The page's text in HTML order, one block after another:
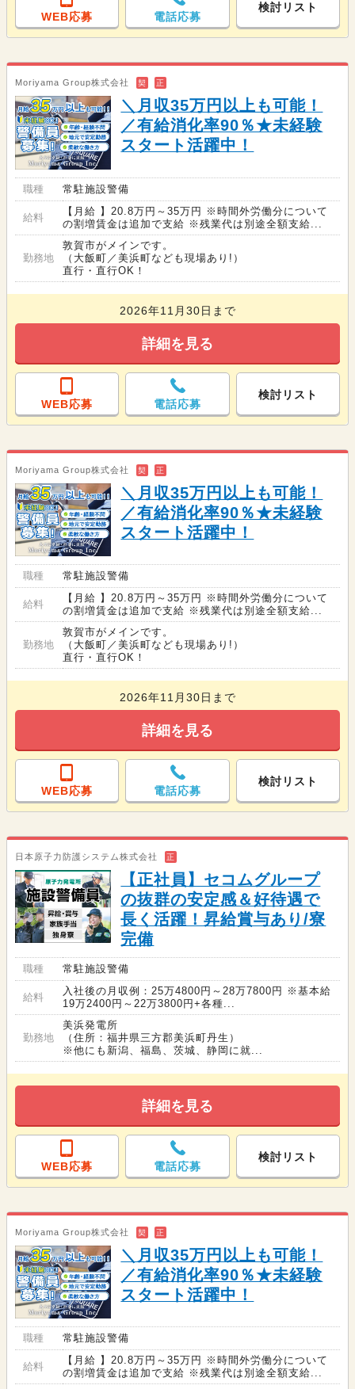
WEB応募 電話応募
検討リスト
Moriyama Group株式会社 契 正
＼月収35万円以上も可能！
／有給消化率90％★未経験
スタート活躍中！
職種 常駐施設警備
給料
【月給 】20.8万円～35万円 ※時間外労働分について
の割増賃金は追加で支給 ※残業代は別途全額支給...
勤務地
敦賀市がメインです。
（大飯町／美浜町なども現場あり!）
直行・直行OK！
2026年11月30日まで
詳細を見る
WEB応募 電話応募
検討リスト
Moriyama Group株式会社 契 正
＼月収35万円以上も可能！
／有給消化率90％★未経験
スタート活躍中！
職種 常駐施設警備
給料
【月給 】20.8万円～35万円 ※時間外労働分について
の割増賃金は追加で支給 ※残業代は別途全額支給...
勤務地
敦賀市がメインです。
（大飯町／美浜町なども現場あり!）
直行・直行OK！
2026年11月30日まで
詳細を見る
WEB応募 電話応募
検討リスト
日本原子力防護システム株式会社 正
【正社員】セコムグループ
の抜群の安定感＆好待遇で
長く活躍！昇給賞与あり/寮
完備
職種 常駐施設警備
給料
入社後の月収例：25万4800円～28万7800円 ※基本給
19万2400円～22万3800円+各種...
勤務地
美浜発電所
（住所：福井県三方郡美浜町丹生）
※他にも新潟、福島、茨城、静岡に就...
詳細を見る
WEB応募 電話応募
検討リスト
Moriyama Group株式会社 契 正
＼月収35万円以上も可能！
／有給消化率90％★未経験
スタート活躍中！
職種 常駐施設警備
給料
【月給 】20.8万円～35万円 ※時間外労働分について
の割増賃金は追加で支給 ※残業代は別途全額支給...